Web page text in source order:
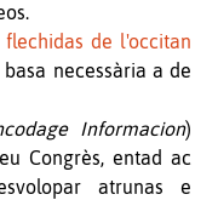
de l'occitan
basa necessària a de
Informacion)
Congrès, entad ac
atrunas e